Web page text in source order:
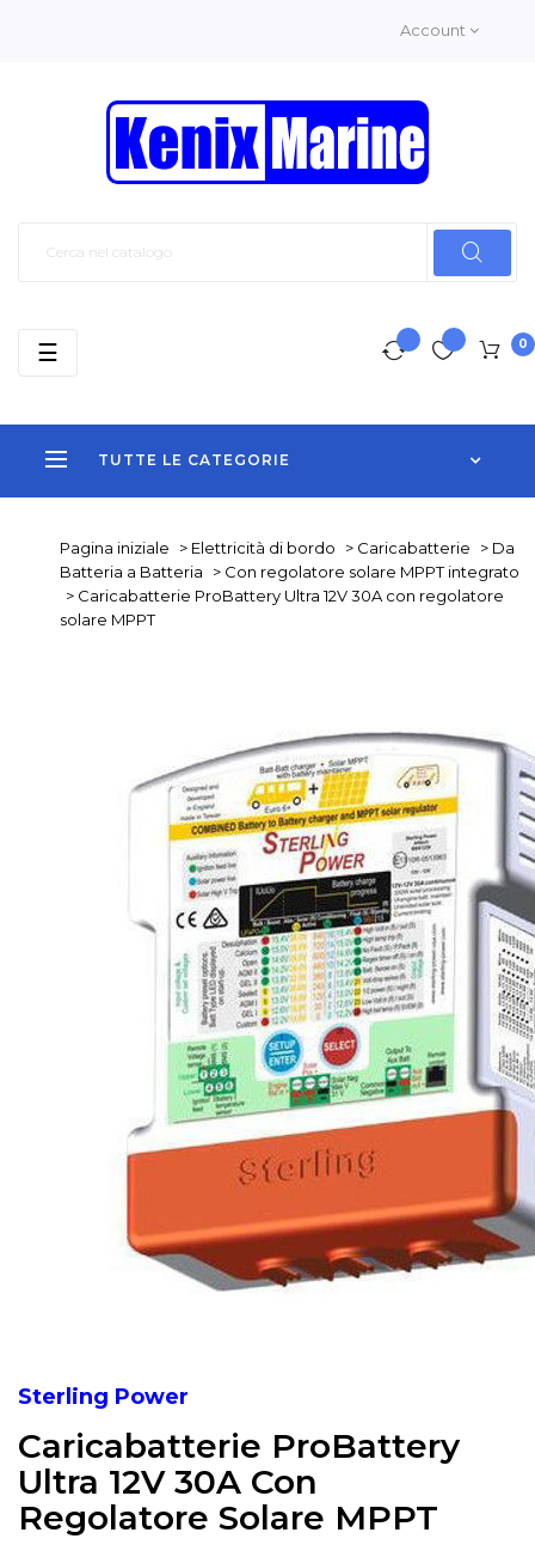
Account
0
TUTTE LE CATEGORIE
navigazione
☰
Pagina iniziale > Elettricità di bordo > Caricabatterie > Da
Batteria a Batteria
> Con regolatore solare MPPT integrato
> Caricabatterie ProBattery Ultra 12V 30A con regolatore
solare MPPT
Sterling Power
Caricabatterie ProBattery
Ultra 12V 30A Con
Regolatore Solare MPPT